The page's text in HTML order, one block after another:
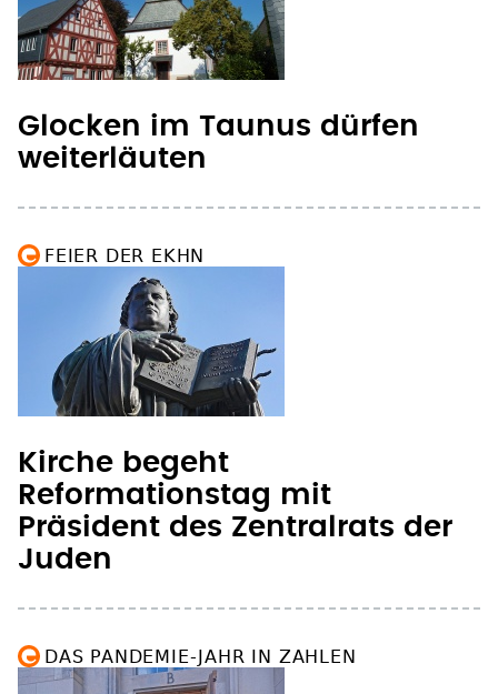
Glocken im Taunus dürfen
Kirche begeht
Präsident des Zentralrats der
Juden